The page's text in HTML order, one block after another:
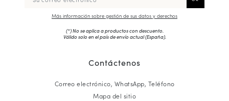
Más información sobre gestión de sus datos y derechos
(*) No se aplica a productos con descuento.
Válido solo en el país de envío actual (España).
Contáctenos
Correo electrónico, WhatsApp, Teléfono
Mapa del sitio